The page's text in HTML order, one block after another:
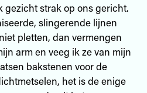
gezicht strak op ons gericht.
slingerende lijnen
pletten, dan vermengen
arm en veeg ik ze van mijn
bakstenen voor de
het is de enige